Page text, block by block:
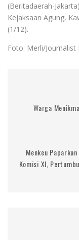
(Beritadaerah-
Kejaksaan Agung,
(1/12).
Foto: Merli/Journalist
Warga
Menkeu
Komisi XI,